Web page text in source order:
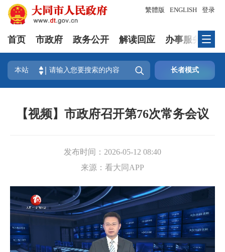
登录
繁體版 ENGLISH
首页 市政府 政务公开 解读回应 办事服务
本站  长者模式
【视频】市政府召开第76次常务会议
发布时间： 2026-05-12 08:40
来源： 看大同APP